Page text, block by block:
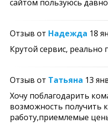
сайтом пользуюсь
Отзыв от Надежда 18
Крутой сервис, реально
Отзыв от Татьяна 13
Хочу поблагодарить
возможность получить
работу,приемлемые